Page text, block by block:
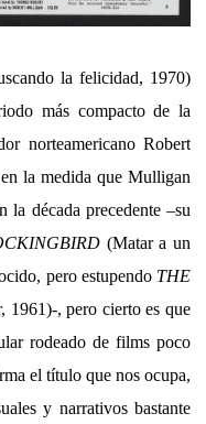
la felicidad, 1970)
más compacto de la
norteamericano Robert
la medida que Mulligan
la década precedente –su
(Matar a un
pero estupendo THE
1961)-, pero cierto es que
rodeado de films poco
el título que nos ocupa,
y narrativos bastante